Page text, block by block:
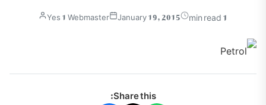
Yes 1 Webmaster January 19, 2015 1 min read
Share this: